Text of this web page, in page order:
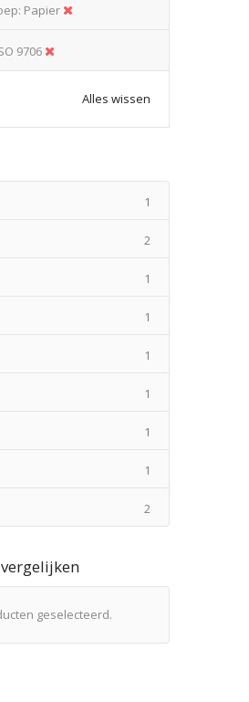
Papier
9706
Alles wissen
1
2
1
1
1
1
1
1
2
geselecteerd.